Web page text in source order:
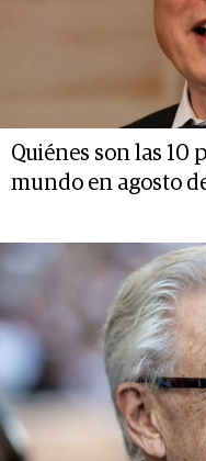
Quiénes son las 10
mundo en agosto